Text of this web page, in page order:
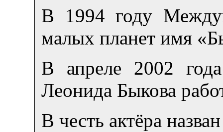
В 1994 году
малых планет имя
В апреле 2002
Леонида Быкова
В честь актёра